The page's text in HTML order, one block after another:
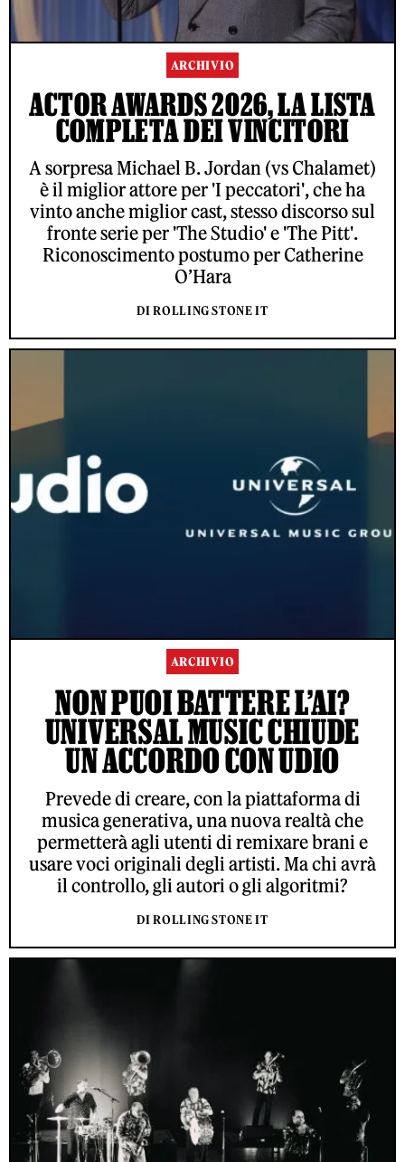
ARCHIVIO
ACTOR AWARDS 2026, LA LISTA
COMPLETA DEI VINCITORI
A sorpresa Michael B. Jordan (vs Chalamet)
è il miglior attore per 'I peccatori', che ha
vinto anche miglior cast, stesso discorso sul
fronte serie per 'The Studio' e 'The Pitt'.
Riconoscimento postumo per Catherine
O’Hara
DI ROLLING STONE IT
ARCHIVIO
NON PUOI BATTERE L’AI?
UNIVERSAL MUSIC CHIUDE
UN ACCORDO CON UDIO
Prevede di creare, con la piattaforma di
musica generativa, una nuova realtà che
permetterà agli utenti di remixare brani e
usare voci originali degli artisti. Ma chi avrà
il controllo, gli autori o gli algoritmi?
DI ROLLING STONE IT